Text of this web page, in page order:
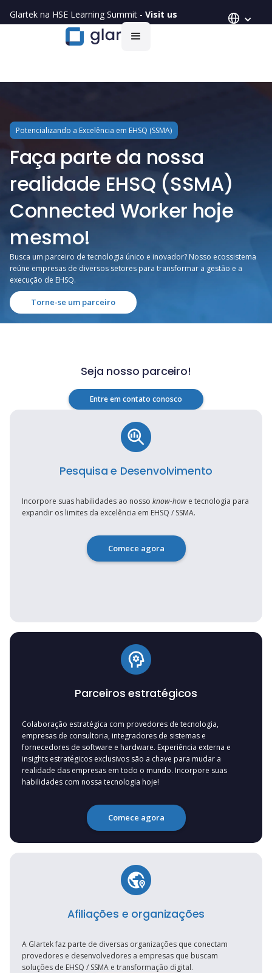
Glartek na HSE Learning Summit - Visit us
Potencializando a Excelência em EHSQ (SSMA)
Faça parte da nossa
realidade EHSQ (SSMA)
Connected Worker hoje
mesmo!
Busca um parceiro de tecnologia único e inovador? Nosso ecossistema
reúne empresas de diversos setores para transformar a gestão e a
execução de EHSQ.
Torne-se um parceiro
Seja nosso parceiro!
Entre em contato conosco
Pesquisa e Desenvolvimento
Incorpore suas habilidades ao nosso know-how e tecnologia para
expandir os limites da excelência em EHSQ / SSMA.
Comece agora
Parceiros estratégicos
Colaboração estratégica com provedores de tecnologia,
empresas de consultoria, integradores de sistemas e
fornecedores de software e hardware. Experiência externa e
insights estratégicos exclusivos são a chave para mudar a
realidade das empresas em todo o mundo. Incorpore suas
habilidades com nossa tecnologia hoje!
Comece agora
Afiliações e organizações
A Glartek faz parte de diversas organizações que conectam
provedores e desenvolvedores a empresas que buscam
soluções de EHSQ / SSMA e transformação digital.